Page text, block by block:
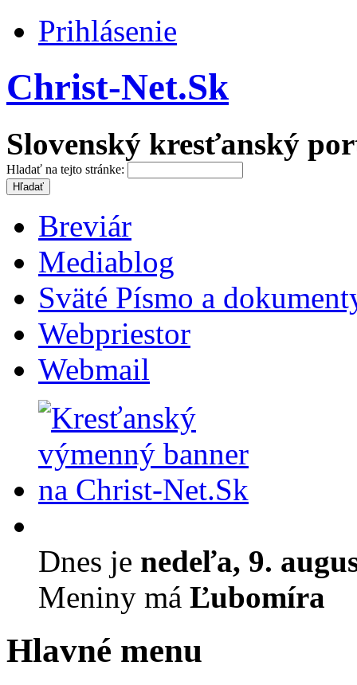
Prihlásenie
Christ-Net.Sk
Slovenský kresťanský
Hladať na tejto stránke:
Breviár
Mediablog
Sväté Písmo a
Webpriestor
Webmail
Dnes je nedeľa, 9.
Meniny má Ľubomíra
Hlavné menu